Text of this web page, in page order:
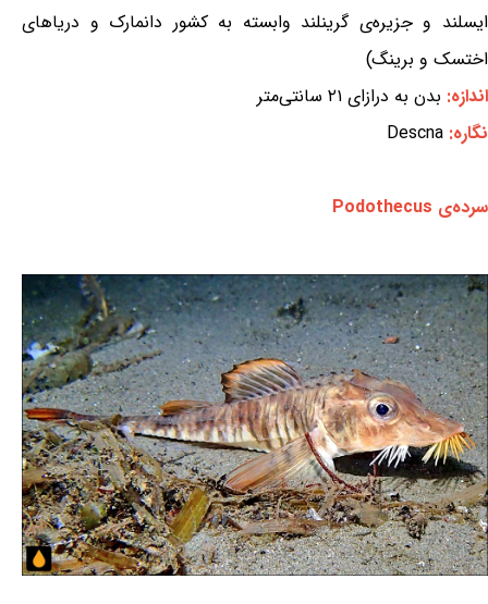
ایسلند و جزیره‌ی گرینلند وابسته به کشور دانمارک و دریاهای
اختسک و برینگ)
اندازه: بدن به درازای ۲۱ سانتی‌متر
نگاره: Descna
سرده‌ی Podothecus